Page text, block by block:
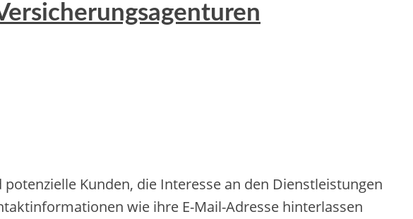
Kunden, die Interesse an den Dienstleistungen
wie ihre E-Mail-Adresse hinterlassen